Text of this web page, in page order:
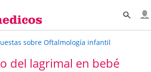
sobre Oftalmología infantil
del lagrimal en bebé